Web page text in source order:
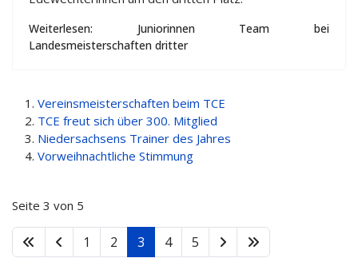
Weiterlesen: Juniorinnen Team bei
Landesmeisterschaften dritter
Vereinsmeisterschaften beim TCE
TCE freut sich über 300. Mitglied
Niedersachsens Trainer des Jahres
Vorweihnachtliche Stimmung
Seite 3 von 5
1 2 3 4 5